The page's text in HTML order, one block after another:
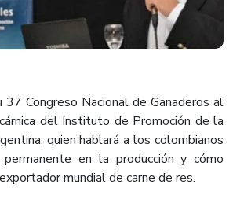
37 Congreso Nacional de Ganaderos al
del Instituto de Promoción de la
quien hablará a los colombianos
en la producción y cómo
mundial de carne de res.